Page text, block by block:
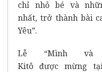
chỉ nhỏ bé và
nhất, trở thành bài
Yêu”.
Lễ “Mình và
Kitô được mừng